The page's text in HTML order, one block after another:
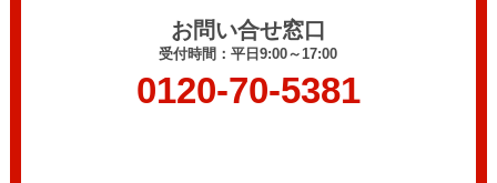
お問い合せ窓口
受付時間：平日9:00～17:00
0120-70-5381